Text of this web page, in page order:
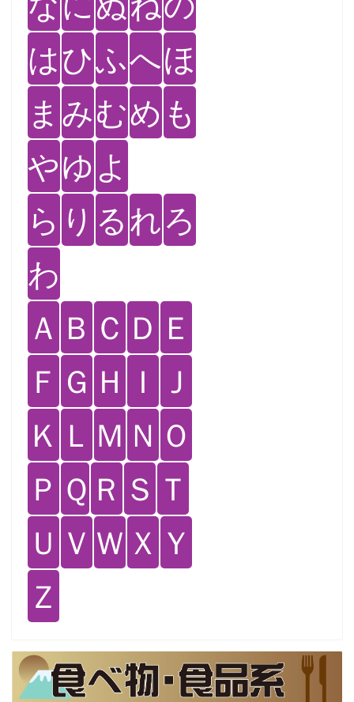
はひふへほ
ま みむめ も
やゆ よ
ら り るれろ
わ
Ａ Ｂ Ｃ Ｄ Ｅ
Ｆ Ｇ Ｈ Ｉ Ｊ
Ｋ Ｌ Ｍ Ｎ Ｏ
Ｐ Ｑ Ｒ Ｓ Ｔ
Ｕ Ｖ Ｗ Ｘ Ｙ
Ｚ